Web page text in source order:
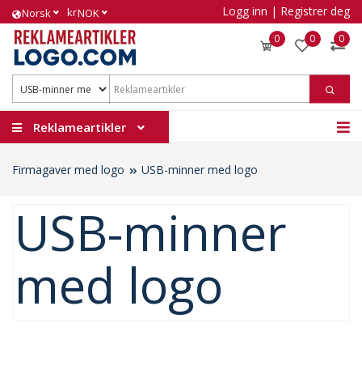
Norsk krNOK Logg inn | Registrer deg
0 0 0
Reklameartikler
Firmagaver med logo USB-minner med logo
USB-minner
med logo